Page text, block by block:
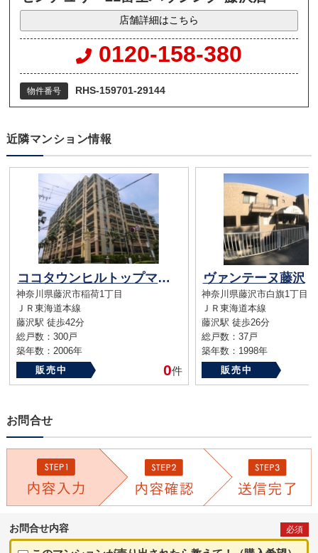
店舗詳細はこちら
0120-158-380
物件番号 RHS-159701-29144
近隣マンション情報
ココタウンヒルトップマリーナ
神奈川県藤沢市稲荷1丁目
ＪＲ東海道本線
藤沢駅 徒歩42分
総戸数：300戸
築年数：2006年
販売中
0件
ヴァンテーヌ藤沢
神奈川県藤沢市白旗1丁目
ＪＲ東海道本線
藤沢駅 徒歩26分
総戸数：37戸
築年数：1998年
販売中
お問合せ
お問合せ内容 必須